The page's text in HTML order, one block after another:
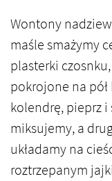
Wontony
maśle smażymy
plasterki
pokrojone na
kolendrę, pieprz i
miksujemy, a
układamy na
roztrzepanym